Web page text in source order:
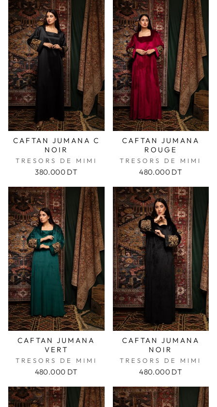
CAFTAN JUMANA C
NOIR
TRESORS DE MIMI
380.000 DT
CAFTAN JUMANA
ROUGE
TRESORS DE MIMI
480.000 DT
CAFTAN JUMANA
VERT
TRESORS DE MIMI
480.000 DT
CAFTAN JUMANA
NOIR
TRESORS DE MIMI
480.000 DT